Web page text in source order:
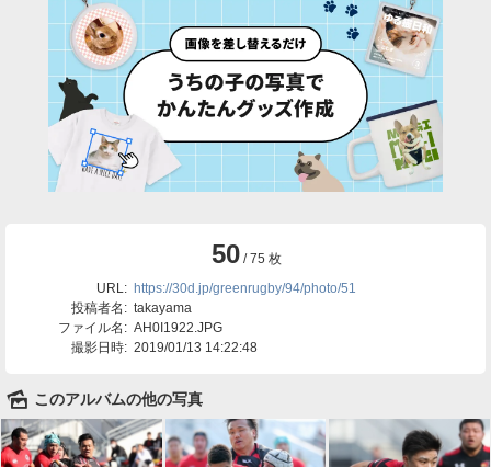
50/ 75 枚
URL: https://30d.jp/greenrugby/94/photo/51
投稿者名: takayama
ファイル名: AH0I1922.JPG
撮影日時: 2019/01/13 14:22:48
🌄 このアルバムの他の写真